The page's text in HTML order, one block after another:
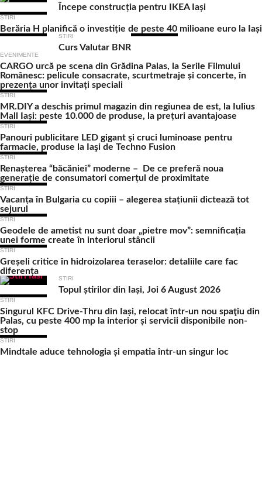
Începe construcția pentru IKEA Iași
STIRI
Berăria H planifică o investiție de peste 40 milioane euro la Iași
STIRI
Curs Valutar BNR
EVENIMENTE
CARGO urcă pe scena din Grădina Palas, la Serile Filmului
Românesc: pelicule consacrate, scurtmetraje și concerte, în
prezența unor invitați speciali
STIRI
MR.DIY a deschis primul magazin din regiunea de est, la Iulius
Mall Iași: peste 10.000 de produse, la prețuri avantajoase
STIRI
Panouri publicitare LED gigant şi cruci luminoase pentru
farmacie, produse la Iaşi de Techno Fusion
STIRI
Renașterea “băcăniei” moderne – De ce preferă noua
generație de consumatori comerțul de proximitate
STIRI
Vacanța în Bulgaria cu copiii – alegerea stațiunii dictează tot
sejurul
STIRI
Geodele de ametist nu sunt doar „pietre mov”: semnificația
unei forme create în interiorul stâncii
STIRI
Greșeli critice în hidroizolarea teraselor: detaliile care fac
diferența
STIRI
Topul știrilor din Iași, Joi 6 August 2026
STIRI
Singurul KFC Drive-Thru din Iași, relocat într-un nou spaţiu din
Palas, cu peste 400 mp la interior și servicii disponibile non-
stop
STIRI
Mindtale aduce tehnologia și empatia într-un singur loc